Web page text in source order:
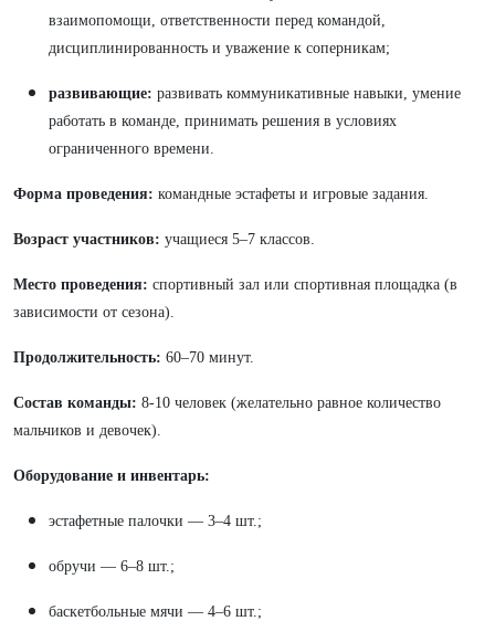
взаимопомощи, ответственности перед командой,
дисциплинированность и уважение к соперникам;
развивающие: развивать коммуникативные навыки, умение
работать в команде, принимать решения в условиях
ограниченного времени.
Форма проведения: командные эстафеты и игровые задания.
Возраст участников: учащиеся 5–7 классов.
Место проведения: спортивный зал или спортивная площадка (в
зависимости от сезона).
Продолжительность: 60–70 минут.
Состав команды: 8-10 человек (желательно равное количество
мальчиков и девочек).
Оборудование и инвентарь:
эстафетные палочки — 3–4 шт.;
обручи — 6–8 шт.;
баскетбольные мячи — 4–6 шт.;